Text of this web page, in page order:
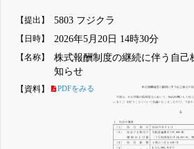
詳しく見られる無料でβ版をはじめ
登録すると永久30%OFFと米株版
【提出】 5803 フジクラ
【日時】 2026年5月20日 14時30分
【名称】
株式報酬制度の継続に伴う自己
知らせ
【資料】 PDFをみる